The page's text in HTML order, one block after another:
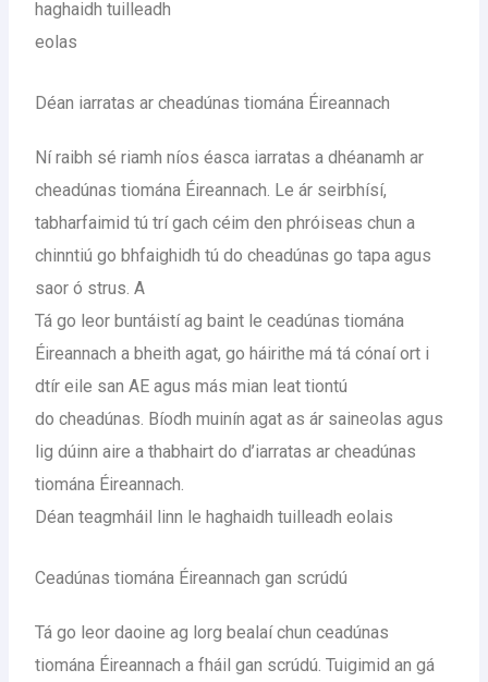
haghaidh tuilleadh
eolas
Déan iarratas ar cheadúnas tiomána Éireannach
Ní raibh sé riamh níos éasca iarratas a dhéanamh ar
cheadúnas tiomána Éireannach. Le ár seirbhísí,
tabharfaimid tú trí gach céim den phróiseas chun a
chinntiú go bhfaighidh tú do cheadúnas go tapa agus
saor ó strus. A
Tá go leor buntáistí ag baint le ceadúnas tiomána
Éireannach a bheith agat, go háirithe má tá cónaí ort i
dtír eile san AE agus más mian leat tiontú
do cheadúnas. Bíodh muinín agat as ár saineolas agus
lig dúinn aire a thabhairt do d’iarratas ar cheadúnas
tiomána Éireannach.
Déan teagmháil linn le haghaidh tuilleadh eolais
Ceadúnas tiomána Éireannach gan scrúdú
Tá go leor daoine ag lorg bealaí chun ceadúnas
tiomána Éireannach a fháil gan scrúdú. Tuigimid an gá